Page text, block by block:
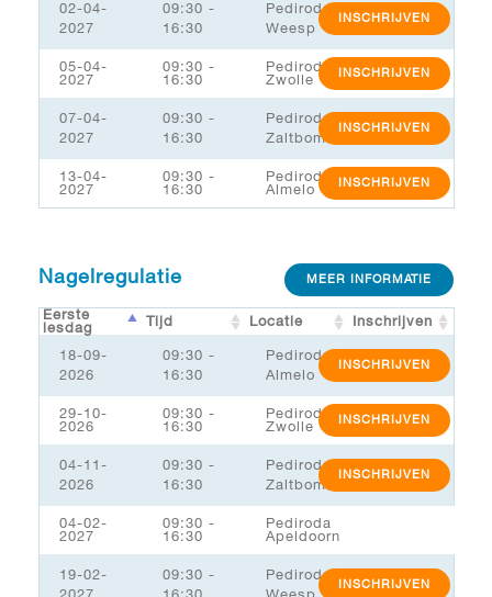
02-04-
2027
09:30 -
16:30
Pediroda
Weesp
INSCHRIJVEN
05-04-
2027
09:30 -
16:30
Pediroda
Zwolle
INSCHRIJVEN
07-04-
2027
09:30 -
16:30
Pediroda
Zaltbommel/MSK
INSCHRIJVEN
13-04-
2027
09:30 -
16:30
Pediroda
Almelo
INSCHRIJVEN
Nagelregulatie MEER INFORMATIE
Eerste
lesdag
Tijd Locatie Inschrijven
18-09-
2026
09:30 -
16:30
Pediroda
Almelo
INSCHRIJVEN
29-10-
2026
09:30 -
16:30
Pediroda
Zwolle
INSCHRIJVEN
04-11-
2026
09:30 -
16:30
Pediroda
Zaltbommel/MSK
INSCHRIJVEN
04-02-
2027
09:30 -
16:30
Pediroda
Apeldoorn
19-02-
09:30 -
Pediroda
INSCHRIJVEN